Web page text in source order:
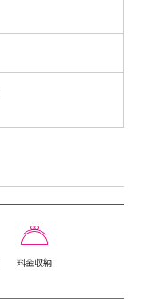
料金収納